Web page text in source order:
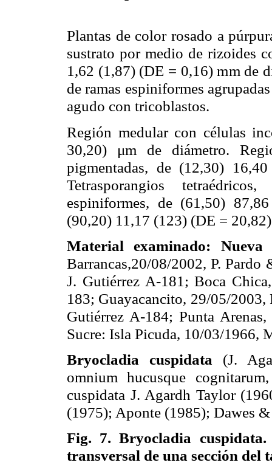
Plantas de color rosado a
sustrato por medio de rizoides
1,62 (1,87) (DE = 0,16) mm de
de ramas espiniformes
agudo con tricoblastos.
Región medular con células
30,20) μm de diámetro.
pigmentadas, de (12,30)
Tetrasporangios
espiniformes, de (61,50)
(90,20) 11,17 (123) (DE =
Material examinado:
Barrancas,20/08/2002, P.
J. Gutiérrez A-181; Boca
183; Guayacancito, 29/05/2003,
Gutiérrez A-184; Punta
Sucre: Isla Picuda, 10/03/1966,
Bryocladia cuspidata (J.
omnium hucusque
cuspidata J. Agardh Taylor
(1975); Aponte (1985); Dawes
Fig. 7. Bryocladia
transversal de una sección del